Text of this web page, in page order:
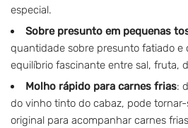
especial.
Sobre presunto em pequenas
quantidade sobre presunto fatiado e
equilíbrio fascinante entre sal, fruta,
Molho rápido para carnes frias:
do vinho tinto do cabaz, pode
original para acompanhar carnes